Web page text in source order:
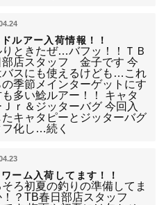
ルアー入荷情報！！
りときたぜ…バフッ！！ＴＢ
部店スタッフ 金子です 今
バスにも使えるけども…これ
季節メインターゲットにす
も多い鯰ルアー！！ キャタ
Ｊｒ＆ジッターバグ 今回入
キャタピーとジッターバグ
フ化し…続く
ーム入荷してます！！
そろ初夏の釣りの準備してま
！？TB春日部店スタッフ